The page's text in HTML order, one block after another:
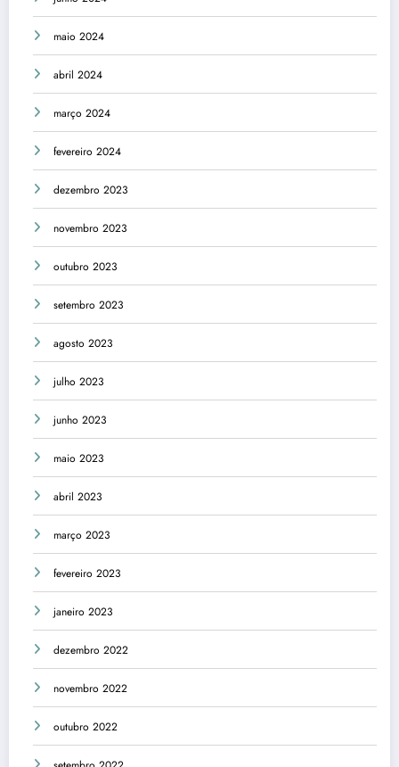
maio 2024
abril 2024
março 2024
fevereiro 2024
dezembro 2023
novembro 2023
outubro 2023
setembro 2023
agosto 2023
julho 2023
junho 2023
maio 2023
abril 2023
março 2023
fevereiro 2023
janeiro 2023
dezembro 2022
novembro 2022
outubro 2022